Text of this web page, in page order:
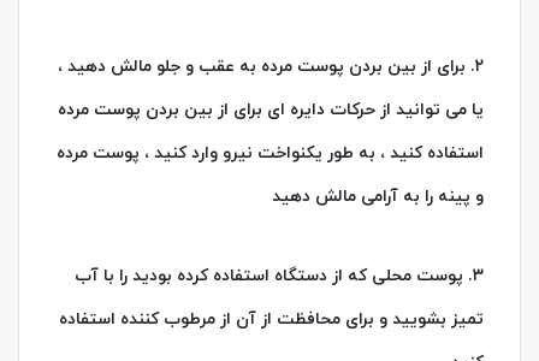
۲. برای از بین بردن پوست مرده به عقب و جلو مالش دهید ،
یا می توانید از حرکات دایره ای برای از بین بردن پوست مرده
استفاده کنید ، به طور یکنواخت نیرو وارد کنید ، پوست مرده
و پینه را به آرامی مالش دهید
۳. پوست محلی که از دستگاه استفاده کرده بودید را با آب
تمیز بشویید و برای محافظت از آن از مرطوب کننده استفاده